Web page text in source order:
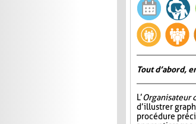
Tout d’abord,
L’Organisateur
d’illustrer
procédure